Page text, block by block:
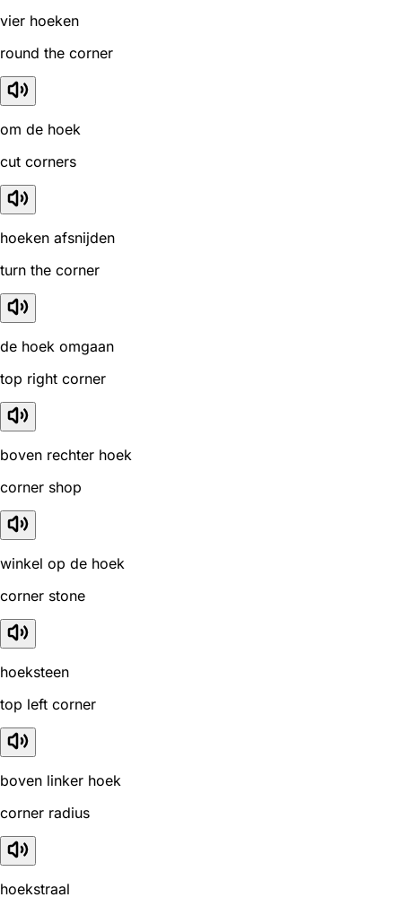
vier hoeken
round the corner
om de hoek
cut corners
hoeken afsnijden
turn the corner
de hoek omgaan
top right corner
boven rechter hoek
corner shop
winkel op de hoek
corner stone
hoeksteen
top left corner
boven linker hoek
corner radius
hoekstraal